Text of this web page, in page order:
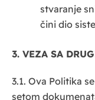
stvaranje
čini dio
3. VEZA SA
3.1. Ova Politika
setom